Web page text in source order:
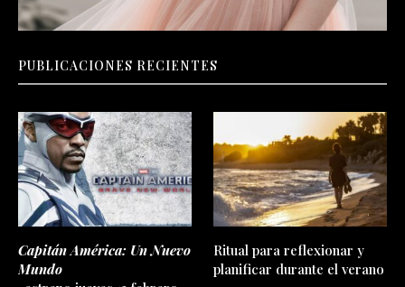
PUBLICACIONES RECIENTES
Capitán América: Un Nuevo
Mundo
Ritual para reflexionar y
planificar durante el verano